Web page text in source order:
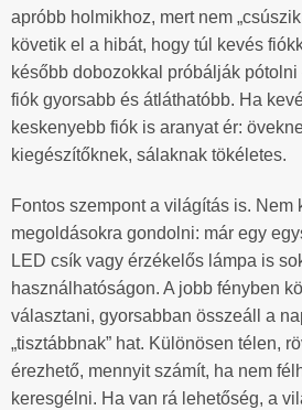
apróbb holmikhoz, mert nem
követik el a hibát, hogy túl kevés
később dobozokkal próbálják
fiók gyorsabb és átláthatóbb. Ha
keskenyebb fiók is aranyat ér:
kiegészítőknek, sálaknak tökéletes.
Fontos szempont a világítás is.
megoldásokra gondolni: már egy
LED csík vagy érzékelős lámpa is
használhatóságon. A jobb fényben
választani, gyorsabban összeáll a
„tisztábbnak” hat. Különösen télen,
érezhető, mennyit számít, ha nem
keresgélni. Ha van rá lehetőség, a